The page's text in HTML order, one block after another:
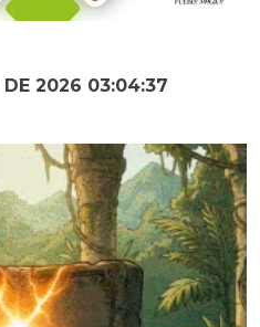
DE 2026 03:04:38